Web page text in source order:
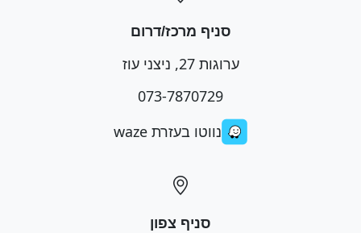
סניף מרכז/דרום
ערוגות 27, ניצני עוז
073-7870729
נווטו בעזרת waze
סניף צפון